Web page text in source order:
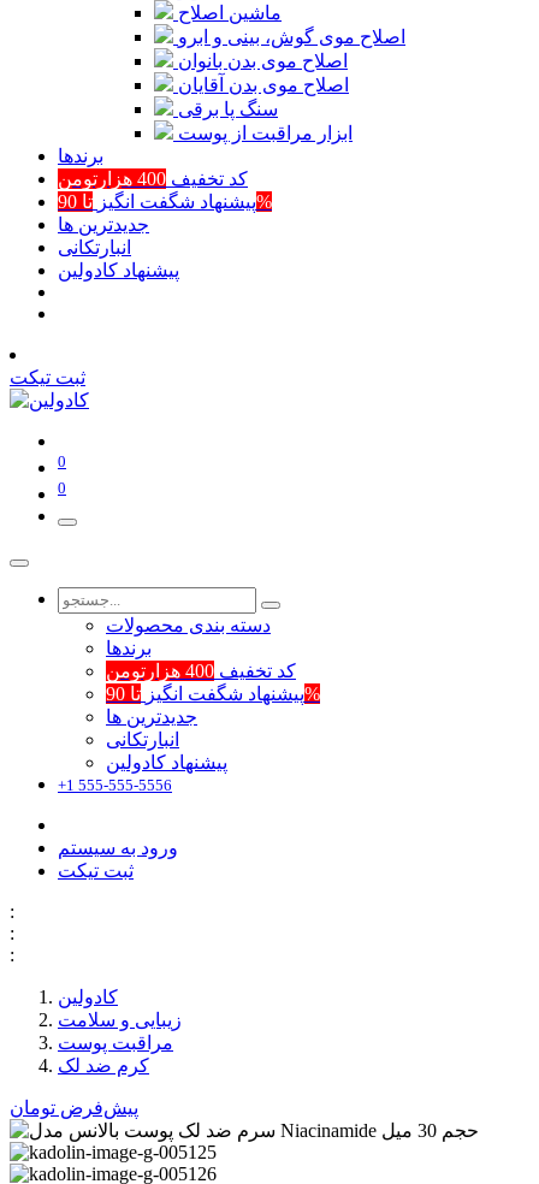
ماشین اصلاح
اصلاح موی گوش، بینی و ابرو
اصلاح موی بدن بانوان
اصلاح موی بدن آقایان
سنگ پا برقی
ابزار مراقبت از پوست
برند‌ها
کد تخفیف 400 هزارتومن
پیشنهاد شگفت انگیزتا 90%
جدیدترین ها
انبارتکانی
پیشنهاد کادولین
ثبت تیکت
0
0
دسته بندی محصولات
برند‌ها
کد تخفیف 400 هزارتومن
پیشنهاد شگفت انگیزتا 90%
جدیدترین ها
انبارتکانی
پیشنهاد کادولین
+1 555-555-5556
ورود به سیستم
ثبت تیکت
:
:
:
کادولین
زیبایی و سلامت
مراقبت پوست
کرم ضد لک
پیش‌فرض تومان